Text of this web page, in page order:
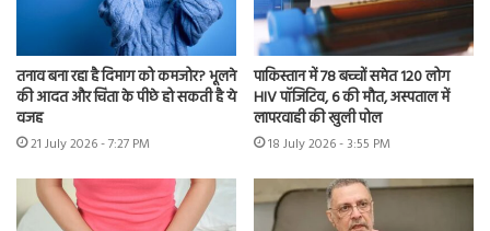
तनाव बना रहा है दिमाग को कमजोर? भूलने
की आदत और चिंता के पीछे हो सकती है ये
वजह
21 July 2026 - 7:27 PM
पाकिस्तान में 78 बच्चों समेत 120 लोग
HIV पॉजिटिव, 6 की मौत, अस्पताल में
लापरवाही की खुली पोल
18 July 2026 - 3:55 PM